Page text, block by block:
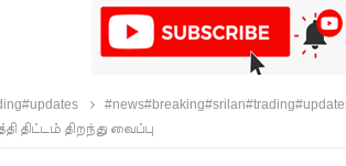
முஸ்லிம் மத்திய கல்லூரியில்
அதிகரிப்பு!
திட்டம் திறந்து வைப்பு